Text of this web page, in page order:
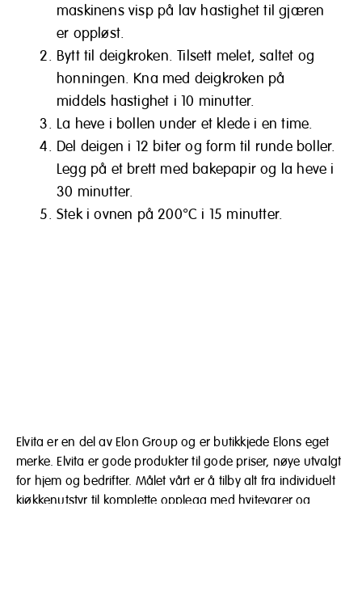
maskinens visp på lav hastighet til gjæren
er oppløst.
Bytt til deigkroken. Tilsett melet, saltet og
honningen. Kna med deigkroken på
middels hastighet i 10 minutter.
La heve i bollen under et klede i en time.
Del deigen i 12 biter og form til runde boller.
Legg på et brett med bakepapir og la heve i
30 minutter.
Stek i ovnen på 200°C i 15 minutter.
Elvita er en del av Elon Group og er butikkjede Elons eget
merke. Elvita er gode produkter til gode priser, nøye utvalgt
for hjem og bedrifter. Målet vårt er å tilby alt fra individuelt
kjøkkenutstyr til komplette opplegg med hvitevarer og